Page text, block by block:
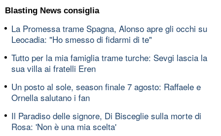
Blasting News consiglia
La Promessa trame Spagna, Alonso apre gli occhi su
Leocadia: "Ho smesso di fidarmi di te"
Tutto per la mia famiglia trame turche: Sevgi lascia la
sua villa ai fratelli Eren
Un posto al sole, season finale 7 agosto: Raffaele e
Ornella salutano i fan
Il Paradiso delle signore, Di Bisceglie sulla morte di
Rosa: 'Non è una mia scelta'